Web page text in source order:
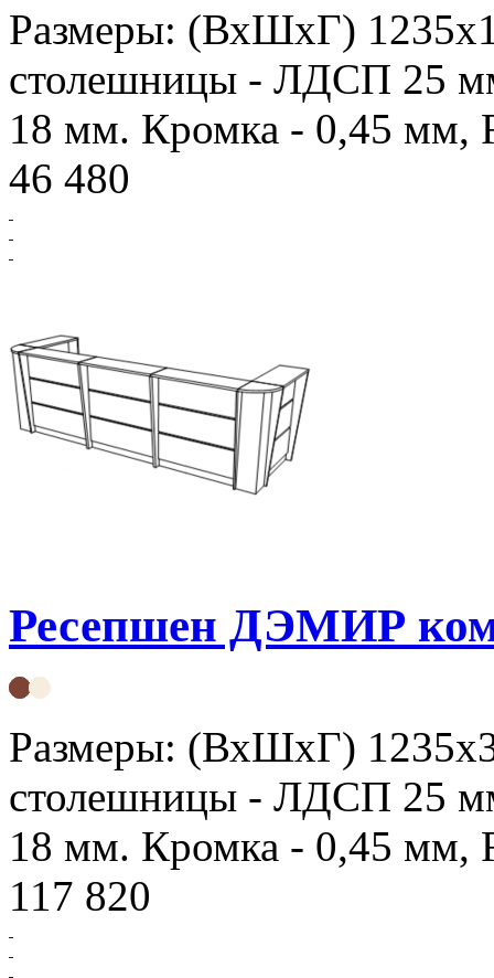
Размеры: (ВхШхГ)
столешницы - ЛДСП 25
18 мм. Кромка - 0,45 мм,
46 480
Ресепшен ДЭМИР
Размеры: (ВхШхГ)
столешницы - ЛДСП 25
18 мм. Кромка - 0,45 мм,
117 820